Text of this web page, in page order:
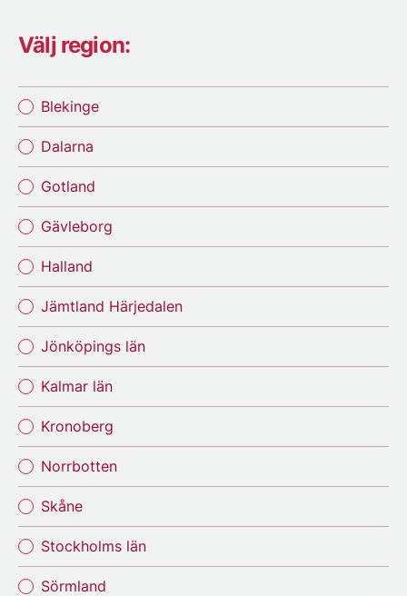
Välj region:
Blekinge
Dalarna
Gotland
Gävleborg
Halland
Jämtland Härjedalen
Jönköpings län
Kalmar län
Kronoberg
Norrbotten
Skåne
Stockholms län
Sörmland